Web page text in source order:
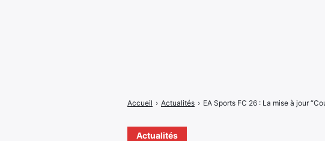
Actualités
Accueil › Actualités › EA Sports FC 26 : La mise à jour